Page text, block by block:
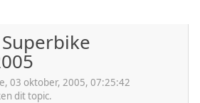
03 oktober, 2005, 07:25:42
dit topic.